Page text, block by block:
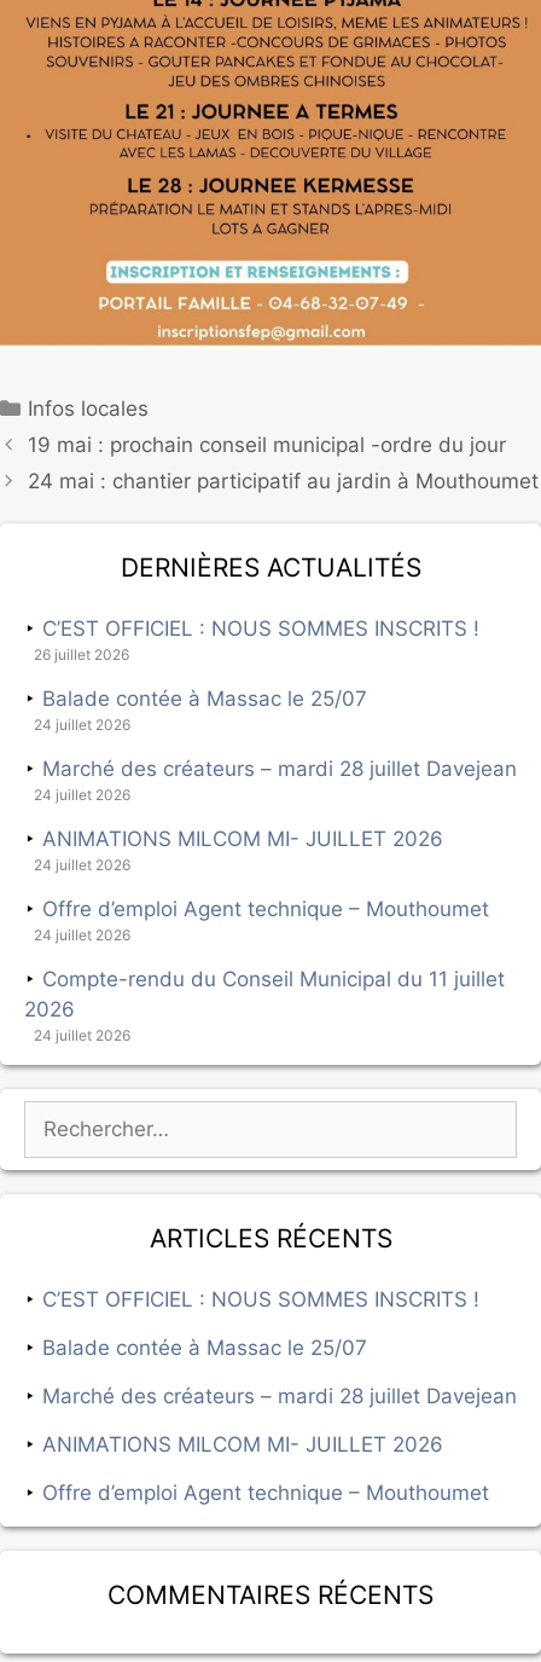
Infos locales
19 mai : prochain conseil municipal -ordre du jour
24 mai : chantier participatif au jardin à Mouthoumet
Dernières actualités
C’EST OFFICIEL : NOUS SOMMES INSCRITS !
26 juillet 2026
Balade contée à Massac le 25/07
24 juillet 2026
Marché des créateurs – mardi 28 juillet Davejean
24 juillet 2026
ANIMATIONS MILCOM MI- JUILLET 2026
24 juillet 2026
Offre d’emploi Agent technique – Mouthoumet
24 juillet 2026
Compte-rendu du Conseil Municipal du 11 juillet
2026
24 juillet 2026
Articles récents
C’EST OFFICIEL : NOUS SOMMES INSCRITS !
Balade contée à Massac le 25/07
Marché des créateurs – mardi 28 juillet Davejean
ANIMATIONS MILCOM MI- JUILLET 2026
Offre d’emploi Agent technique – Mouthoumet
Commentaires récents